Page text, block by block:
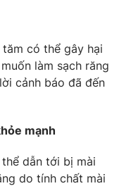
thao
sản
Việt
bằng AI
có thể gây hại
làm sạch răng
cảnh báo đã đến
mạnh
dẫn tới bị mài
do tính chất mài